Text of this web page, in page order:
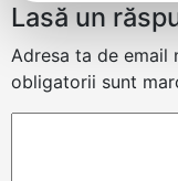
Lasă un
Adresa ta de email
obligatorii sunt